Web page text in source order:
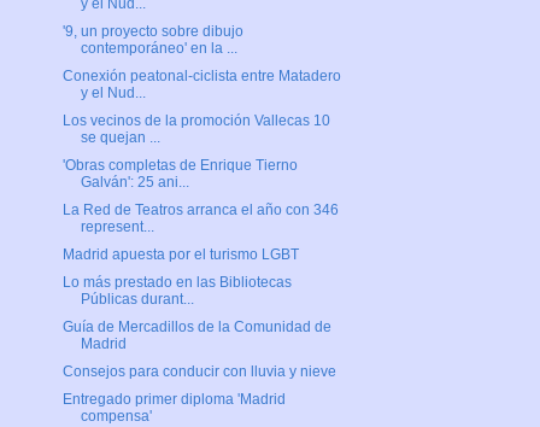
y el Nud...
'9, un proyecto sobre dibujo
contemporáneo' en la ...
Conexión peatonal-ciclista entre Matadero
y el Nud...
Los vecinos de la promoción Vallecas 10
se quejan ...
'Obras completas de Enrique Tierno
Galván': 25 ani...
La Red de Teatros arranca el año con 346
represent...
Madrid apuesta por el turismo LGBT
Lo más prestado en las Bibliotecas
Públicas durant...
Guía de Mercadillos de la Comunidad de
Madrid
Consejos para conducir con lluvia y nieve
Entregado primer diploma 'Madrid
compensa'